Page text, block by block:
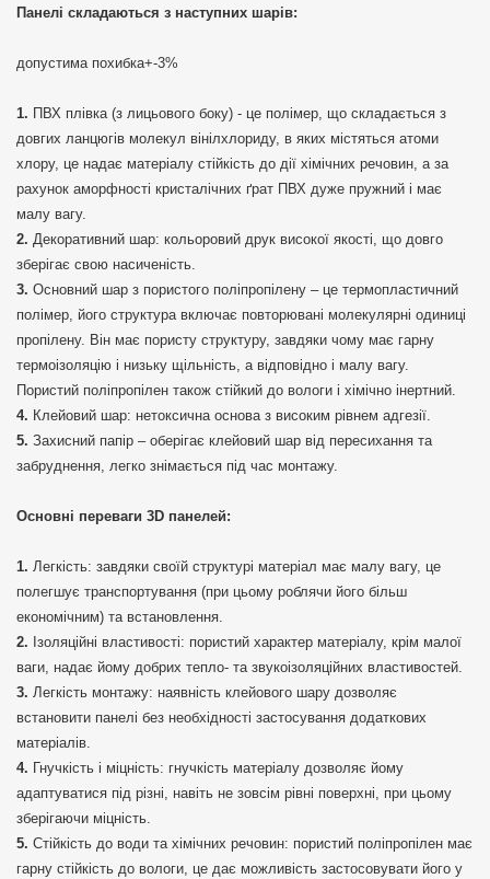
Панелі складаються з наступних шарів:
допустима похибка+-3%
ПВХ плівка (з лицьового боку) - це полімер, що складається з
довгих ланцюгів молекул вінілхлориду, в яких містяться атоми
хлору, це надає матеріалу стійкість до дії хімічних речовин, а за
рахунок аморфності кристалічних ґрат ПВХ дуже пружний і має
малу вагу.
Декоративний шар: кольоровий друк високої якості, що довго
зберігає свою насиченість.
Основний шар з пористого поліпропілену – це термопластичний
полімер, його структура включає повторювані молекулярні одиниці
пропілену. Він має пористу структуру, завдяки чому має гарну
термоізоляцію і низьку щільність, а відповідно і малу вагу.
Пористий поліпропілен також стійкий до вологи і хімічно інертний.
Клейовий шар: нетоксична основа з високим рівнем адгезії.
Захисний папір – оберігає клейовий шар від пересихання та
забруднення, легко знімається під час монтажу.
Основні переваги 3D панелей:
Легкість: завдяки своїй структурі матеріал має малу вагу, це
полегшує транспортування (при цьому роблячи його більш
економічним) та встановлення.
Ізоляційні властивості: пористий характер матеріалу, крім малої
ваги, надає йому добрих тепло- та звукоізоляційних властивостей.
Легкість монтажу: наявність клейового шару дозволяє
встановити панелі без необхідності застосування додаткових
матеріалів.
Гнучкість і міцність: гнучкість матеріалу дозволяє йому
адаптуватися під різні, навіть не зовсім рівні поверхні, при цьому
зберігаючи міцність.
Стійкість до води та хімічних речовин: пористий поліпропілен має
гарну стійкість до вологи, це дає можливість застосовувати його у